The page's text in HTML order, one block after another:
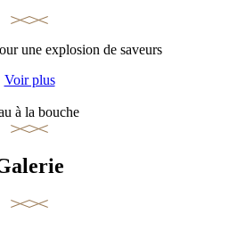
une explosion de saveurs
Voir plus
à la bouche